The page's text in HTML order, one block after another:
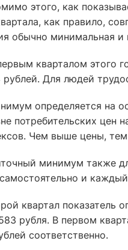
этого, как
как правило,
обычно минимальная
кварталом этого
рублей. Для людей
определяется на
потребительских цен
Чем выше цены,
минимум также
и
квартал показатель
рубля. В первом
соответственно.